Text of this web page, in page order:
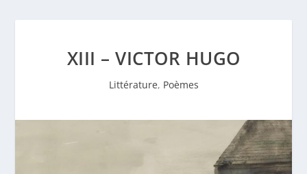
XIII – VICTOR HUGO
Littérature, Poèmes